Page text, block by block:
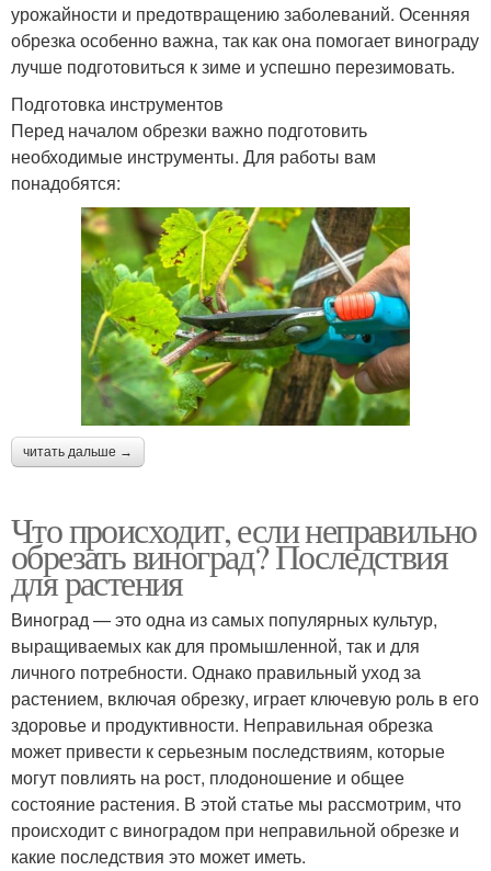
урожайности и предотвращению заболеваний. Осенняя
обрезка особенно важна, так как она помогает винограду
лучше подготовиться к зиме и успешно перезимовать.
Подготовка инструментов
Перед началом обрезки важно подготовить
необходимые инструменты. Для работы вам
понадобятся:
читать дальше →
Что происходит, если неправильно
обрезать виноград? Последствия
для растения
Виноград — это одна из самых популярных культур,
выращиваемых как для промышленной, так и для
личного потребности. Однако правильный уход за
растением, включая обрезку, играет ключевую роль в его
здоровье и продуктивности. Неправильная обрезка
может привести к серьезным последствиям, которые
могут повлиять на рост, плодоношение и общее
состояние растения. В этой статье мы рассмотрим, что
происходит с виноградом при неправильной обрезке и
какие последствия это может иметь.